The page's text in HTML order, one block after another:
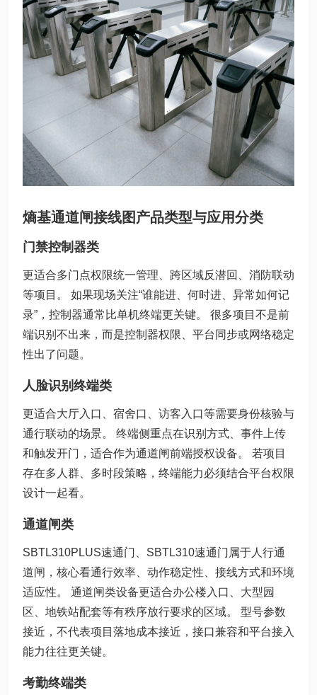
熵基通道闸接线图产品类型与应用分类
门禁控制器类
更适合多门点权限统一管理、跨区域反潜回、消防联动
等项目。 如果现场关注“谁能进、何时进、异常如何记
录”，控制器通常比单机终端更关键。 很多项目不是前
端识别不出来，而是控制器权限、平台同步或网络稳定
性出了问题。
人脸识别终端类
更适合大厅入口、宿舍口、访客入口等需要身份核验与
通行联动的场景。 终端侧重点在识别方式、事件上传
和触发开门，适合作为通道闸前端授权设备。 若项目
存在多人群、多时段策略，终端能力必须结合平台权限
设计一起看。
通道闸类
SBTL310PLUS速通门、SBTL310速通门属于人行通
道闸，核心看通行效率、动作稳定性、接线方式和环境
适应性。 通道闸类设备更适合办公楼入口、大型园
区、地铁站配套等有秩序放行要求的区域。 型号参数
接近，不代表项目落地成本接近，接口兼容和平台接入
能力往往更关键。
考勤终端类